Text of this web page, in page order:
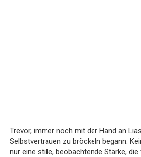
Trevor, immer noch mit der Hand an
Selbstvertrauen zu bröckeln begann.
nur eine stille, beobachtende Stärke, die